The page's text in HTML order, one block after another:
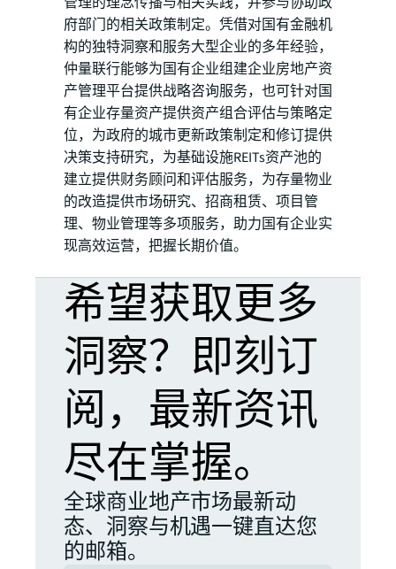
府部门的相关政策制定。凭借对国有金融机
构的独特洞察和服务大型企业的多年经验，
仲量联行能够为国有企业组建企业房地产资
产管理平台提供战略咨询服务，也可针对国
有企业存量资产提供资产组合评估与策略定
位，为政府的城市更新政策制定和修订提供
决策支持研究，为基础设施REITs资产池的
建立提供财务顾问和评估服务，为存量物业
的改造提供市场研究、招商租赁、项目管
理、物业管理等多项服务，助力国有企业实
现高效运营，把握长期价值。
希望获取更多
洞察？即刻订
阅，最新资讯
尽在掌握。
全球商业地产市场最新动
态、洞察与机遇一键直达您
的邮箱。